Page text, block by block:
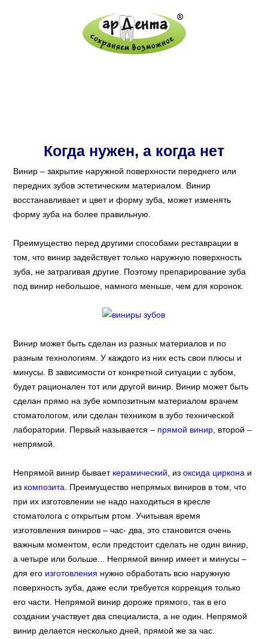
Когда нужен, а когда нет
Винир – закрытие наружной поверхности переднего или
передних зубов эстетическим материалом. Винир
восстанавливает и цвет и форму зуба, может изменять
форму зуба на более правильную.
Преимущество перед другими способами реставрации в
том, что винир задействует только наружную поверхность
зуба, не затрагивая другие. Поэтому препарирование зуба
под винир небольшое, намного меньше, чем для коронок.
Винир может быть сделан из разных материалов и по
разным технологиям. У каждого из них есть свои плюсы и
минусы. В зависимости от конкретной ситуации с зубом,
будет рационален тот или другой винир. Винир может быть
сделан прямо на зубе композитным материалом врачем
стоматологом, или сделан техником в зубо технической
лаборатории. Первый называется – прямой винир , второй –
непрямой.
Непрямой винир бывает керамический , изоксида циркона и
из композита . Преимущество непрямых виниров в том, что
при их изготовлении не надо находиться в кресле
стоматолога с открытым ртом. Учитывая время
изготовления виниров – час- два, это становится очень
важным моментом, если предстоит сделать не один винир,
а четыре или больше... Непрямой винир имеет и минусы –
для его изготовления нужно обработать всю наружную
поверхность зуба, даже если требуется коррекция только
его части. Непрямой винир дороже прямого, так в его
создании участвует два специалиста, а не один. Непрямой
винир делается несколько дней, прямой же за час.